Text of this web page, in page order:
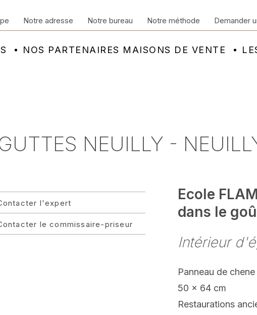
NOS PARTENAIRES MAISONS DE VENTE
Notre adresse Notre bureau Notre méthode Demander
NEUILLY -
l'expert
le commissaire-priseur
Ecole
dans le
Intérieur
Panneau de
50 x 64 cm
Restaurations